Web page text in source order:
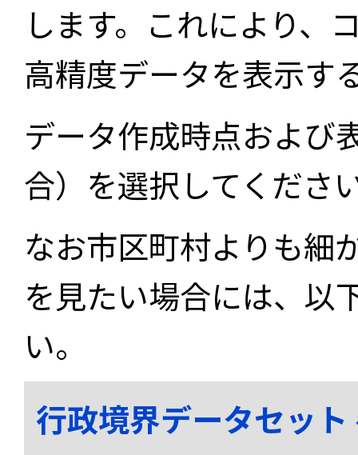
します。これにより、
高精度データを表示す
データ作成時点および
合）を選択してくださ
なお市区町村よりも細
を見たい場合には、以
い。
行政境界データセッ